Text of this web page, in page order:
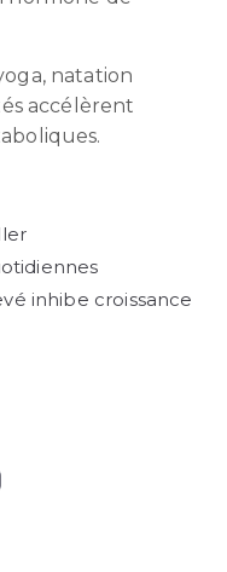
natation
accélèrent
inhibe croissance